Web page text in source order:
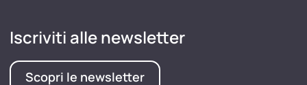
Iscriviti alle newsletter
Scopri le newsletter